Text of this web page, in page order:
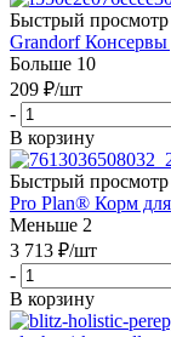
Быстрый просмотр
Grandorf
Больше 10
209 ₽/шт
-
В корзину
Быстрый просмотр
Pro Plan® Корм
Меньше 2
3 713 ₽/шт
-
В корзину